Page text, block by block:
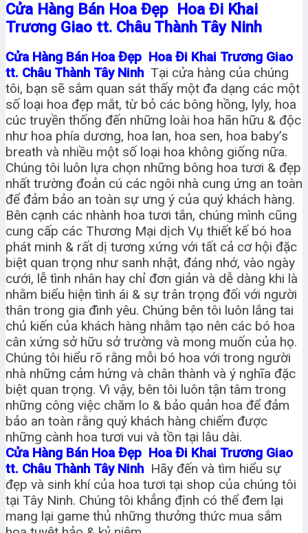
Cửa Hàng Bán Hoa Đẹp Hoa Đi Khai
Trương Giao tt. Châu Thành Tây Ninh
Cửa Hàng Bán Hoa Đẹp Hoa Đi Khai Trương Giao
tt. Châu Thành Tây Ninh Tại cửa hàng của chúng
tôi, bạn sẽ sắm quan sát thấy một đa dạng các một
số loại hoa đẹp mắt, từ bỏ các bông hồng, lyly, hoa
cúc truyền thống đến những loài hoa hãn hữu & độc
như hoa phía dương, hoa lan, hoa sen, hoa baby’s
breath và nhiều một số loại hoa không giống nữa.
Chúng tôi luôn lựa chọn những bông hoa tươi & đẹp
nhất trường đoản cú các ngôi nhà cung ứng an toàn
để đảm bảo an toàn sự ưng ý của quý khách hàng.
Bên cạnh các nhành hoa tươi tắn, chúng mình cũng
cung cấp các Thương Mại dịch Vụ thiết kế bó hoa
phát minh & rất dị tương xứng với tất cả cơ hội đặc
biệt quan trọng như sanh nhật, đáng nhớ, vào ngày
cưới, lễ tình nhân hay chỉ đơn giản và dễ dàng khi là
nhằm biểu hiện tình ái & sự trân trọng đối với người
thân trong gia đình yêu. Chúng bên tôi luôn lắng tai
chủ kiến của khách hàng nhằm tạo nên các bó hoa
cân xứng sở hữu sở trường và mong muốn của họ.
Chúng tôi hiểu rõ rằng mỗi bó hoa với trong người
nhà những cảm hứng và chân thành và ý nghĩa đặc
biệt quan trọng. Vì vậy, bên tôi luôn tận tâm trong
những công việc chăm lo & bảo quản hoa để đảm
bảo an toàn rằng quý khách hàng chiếm được
những cành hoa tươi vui và tồn tại lâu dài.
Cửa Hàng Bán Hoa Đẹp Hoa Đi Khai Trương Giao
tt. Châu Thành Tây Ninh Hãy đến và tìm hiểu sự
đẹp và sinh khí của hoa tươi tại shop của chúng tôi
tại Tây Ninh. Chúng tôi khẳng định có thể đem lại
mang lại game thủ những thưởng thức mua sắm